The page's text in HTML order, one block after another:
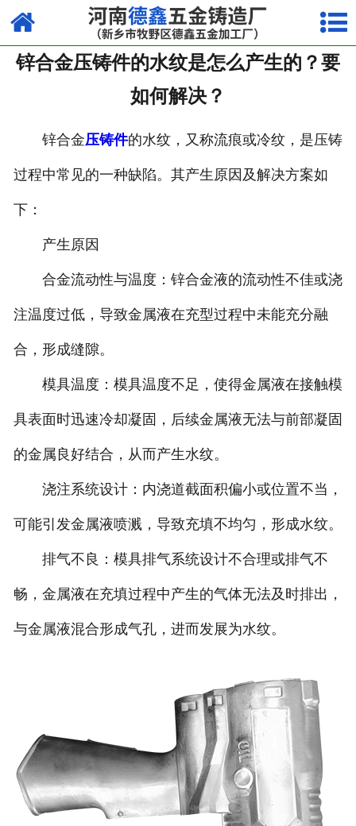
网站首页
走进我们
荣誉资质
厂容厂貌
锌合金压铸件的水纹是怎么产生的？要
如何解决？
锌合金压铸件的水纹，又称流痕或冷纹，是压铸
过程中常见的一种缺陷。其产生原因及解决方案如
下：
产生原因
合金流动性与温度：锌合金液的流动性不佳或浇
注温度过低，导致金属液在充型过程中未能充分融
合，形成缝隙。
模具温度：模具温度不足，使得金属液在接触模
具表面时迅速冷却凝固，后续金属液无法与前部凝固
的金属良好结合，从而产生水纹。
浇注系统设计：内浇道截面积偏小或位置不当，
可能引发金属液喷溅，导致充填不均匀，形成水纹。
排气不良：模具排气系统设计不合理或排气不
畅，金属液在充填过程中产生的气体无法及时排出，
与金属液混合形成气孔，进而发展为水纹。